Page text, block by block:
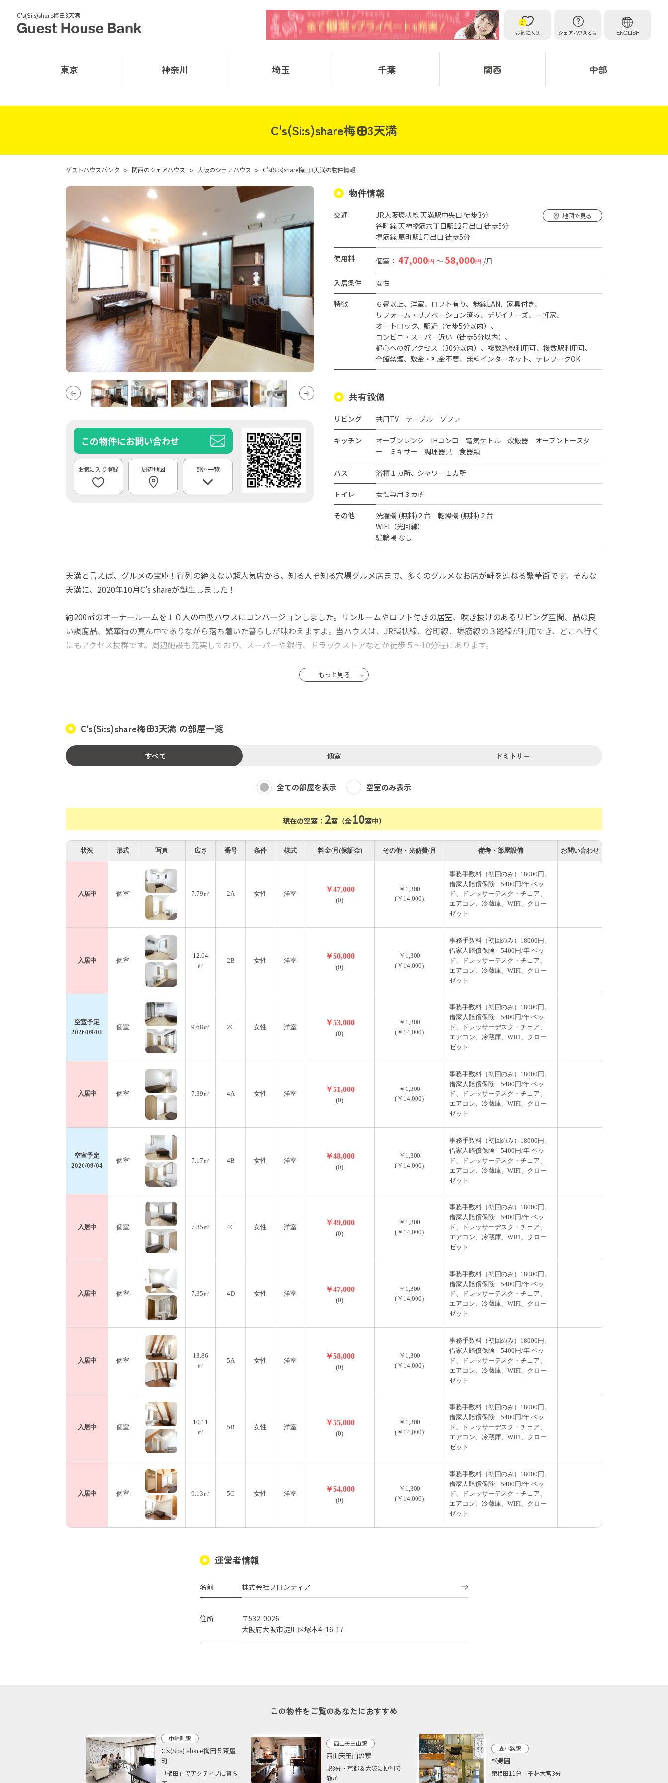
C's(Si:s)share梅田3天満
お気に入り
0
シェアハウスとは
ENGLISH
東京 神奈川 埼玉 千葉 関西 中部
C's(Si:s)share梅田3天満
ゲストハウスバンク > 関西のシェアハウス > 大阪のシェアハウス > C's(Si:s)share梅田3天満の物件情報
この物件にお問い合わせ
周辺地図 部屋一覧
物件情報
交通
JR大阪環状線 天満駅中央口 徒歩3分
谷町線 天神橋筋六丁目駅12号出口 徒歩5分
堺筋線 扇町駅1号出口 徒歩5分
地図で見る
使用料 個室： 47,000円 ～ 58,000円 /月
入居条件 女性
特徴 ６畳以上 洋室 ロフト有り 無線LAN
家具付き
リフォーム・リノベーション済み
デザイナーズ
一軒家
オートロック
駅近（徒歩5分以内）
コンビニ・スーパー近い（徒歩5分以内）
都心への好アクセス（30分以内）
複数路線利用可
複数駅利用可
全館禁煙
敷金・礼金不要 無料インターネット テレワークOK
共有設備
リビング 共用TV テーブル ソファ
キッチン
オーブンレンジ IHコンロ 電気ケトル 炊飯器 オーブントースタ
ー ミキサー 調理器具 食器類
バス 浴槽１カ所、シャワー１カ所
トイレ 女性専用３カ所
その他
洗濯機 (無料)２台 乾燥機 (無料)２台
WIFI（光回線）
駐輪場 なし
天満と言えば、グルメの宝庫！行列の絶えない超人気店から、知る人ぞ知る穴場グルメ店まで、多くのグルメなお店が軒を連ねる繁華街です。そんな
天満に、2020年10月C’s shareが誕生しました！
約200㎡のオーナールームを１０人の中型ハウスにコンバージョンしました。サンルームやロフト付きの居室、吹き抜けのあるリビング空間、品の良
い調度品、繁華街の真ん中でありながら落ち着いた暮らしが味わえますよ。当ハウスは、JR環状線、谷町線、堺筋線の３路線が利用でき、どこへ行く
にもアクセス抜群です。周辺施設も充実しており、スーパーや銀行、ドラッグストアなどが徒歩５～10分程にあります。
各個室は7.17～13.86㎡で、ベッド・エアコン・冷蔵庫・ドレッサーデスク・クローゼットを完備しています。共用エリアにはテレビ・冷蔵庫・洗濯乾
入居条件 女性専用 １８～３９歳
初期費用として、事務手数料20,000円。火災保険。入居審査あり。
月額費用として、家賃、共益費13,000円（水光熱費含む）、支払手数料800円
もっと見る
C's(Si:s)share梅田3天満 の部屋一覧
すべて 個室 ドミトリー
全ての部屋を表示 空室のみ表示
現在の空室： 2室（全10室中）
状況 形式 写真 広さ 番号 条件 様式 料金/月(保証金) その他・光熱費/月 備考・部屋設備 お問い合わせ
入居中 個室 7.79㎡ 2A 女性 洋室
￥47,000
(0)
￥1,300
(￥14,000)
事務手数料（初回のみ）18000円。
借家人賠償保険 5400円/年 ベッ
ド、ドレッサーデスク・チェア、
エアコン、冷蔵庫、WIFI、クロー
ゼット
入居中 個室
12.64
㎡
2B 女性 洋室
￥50,000
(0)
￥1,300
(￥14,000)
事務手数料（初回のみ）18000円。
借家人賠償保険 5400円/年 ベッ
ド、ドレッサーデスク・チェア、
エアコン、冷蔵庫、WIFI、クロー
ゼット
空室予定
2026/09/01
個室 9.68㎡ 2C 女性 洋室
￥53,000
(0)
￥1,300
(￥14,000)
事務手数料（初回のみ）18000円。
借家人賠償保険 5400円/年 ベッ
ド、ドレッサーデスク・チェア、
エアコン、冷蔵庫、WIFI、クロー
ゼット
入居中 個室 7.39㎡ 4A 女性 洋室
￥51,000
(0)
￥1,300
(￥14,000)
事務手数料（初回のみ）18000円。
借家人賠償保険 5400円/年 ベッ
ド、ドレッサーデスク・チェア、
エアコン、冷蔵庫、WIFI、クロー
ゼット
空室予定
2026/09/04
個室 7.17㎡ 4B 女性 洋室
￥48,000
(0)
￥1,300
(￥14,000)
事務手数料（初回のみ）18000円。
借家人賠償保険 5400円/年 ベッ
ド、ドレッサーデスク・チェア、
エアコン、冷蔵庫、WIFI、クロー
ゼット
入居中 個室 7.35㎡ 4C 女性 洋室
￥49,000
(0)
￥1,300
(￥14,000)
事務手数料（初回のみ）18000円。
借家人賠償保険 5400円/年 ベッ
ド、ドレッサーデスク・チェア、
エアコン、冷蔵庫、WIFI、クロー
ゼット
入居中 個室 7.35㎡ 4D 女性 洋室
￥47,000
(0)
￥1,300
(￥14,000)
事務手数料（初回のみ）18000円。
借家人賠償保険 5400円/年 ベッ
ド、ドレッサーデスク・チェア、
エアコン、冷蔵庫、WIFI、クロー
ゼット
入居中 個室
13.86
㎡
5A 女性 洋室
￥58,000
(0)
￥1,300
(￥14,000)
事務手数料（初回のみ）18000円。
借家人賠償保険 5400円/年 ベッ
ド、ドレッサーデスク・チェア、
エアコン、冷蔵庫、WIFI、クロー
ゼット
入居中 個室
10.11
㎡
5B 女性 洋室
￥55,000
(0)
￥1,300
(￥14,000)
事務手数料（初回のみ）18000円。
借家人賠償保険 5400円/年 ベッ
ド、ドレッサーデスク・チェア、
エアコン、冷蔵庫、WIFI、クロー
ゼット
入居中 個室 9.13㎡ 5C 女性 洋室
￥54,000
(0)
￥1,300
(￥14,000)
事務手数料（初回のみ）18000円。
借家人賠償保険 5400円/年 ベッ
ド、ドレッサーデスク・チェア、
エアコン、冷蔵庫、WIFI、クロー
ゼット
運営者情報
名前 株式会社フロンティア
住所
〒532-0026
大阪府大阪市淀川区塚本4-16-17
この物件をご覧のあなたにおすすめ
中崎町駅
C's(Si:s) share梅田５茶屋
町
「梅田」でアクティブに暮ら
西山天王山駅
西山天王山の家
駅3分・京都＆大阪に便利で
静か
森小路駅
松寿園
東梅田11分 千林大宮3分